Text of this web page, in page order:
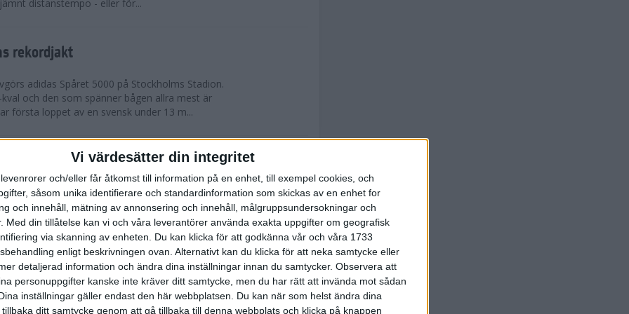
Vi värdesätter din integritet
och/eller får åtkomst till information på en enhet, till exempel cookies, och
såsom unika identifierare och standardinformation som skickas av en enhet for
och innehåll, mätning av annonsering och innehåll, målgruppsundersokningar och
Med din tillåtelse kan vi och våra leverantörer använda exakta uppgifter om geografisk
via skanning av enheten. Du kan klicka för att godkänna vår och våra 1733
enligt beskrivningen ovan. Alternativt kan du klicka för att neka samtycke eller
detaljerad information och ändra dina inställningar innan du samtycker. Observera att
personuppgifter kanske inte kräver ditt samtycke, men du har rätt att invända mot sådan
inställningar gäller endast den här webbplatsen. Du kan när som helst ändra dina
ditt samtycke genom att gå tillbaka till denna webbplats och klicka på knappen
distanstempo - eller för...
rekordjakt
adidas Spåret 5000 på Stockholms Stadion.
och den som spänner bågen allra mest är
första loppet av en svensk under 13 m...
veteran-VM i friidrott
VM i Friidrott i Göteborg och nu kan du vara
historiskt. Ta chansen att representera
den 13-25 augusti. Tävlingen är ...
med korta intervaller
intervaller när värmen äntligen är här – finns det